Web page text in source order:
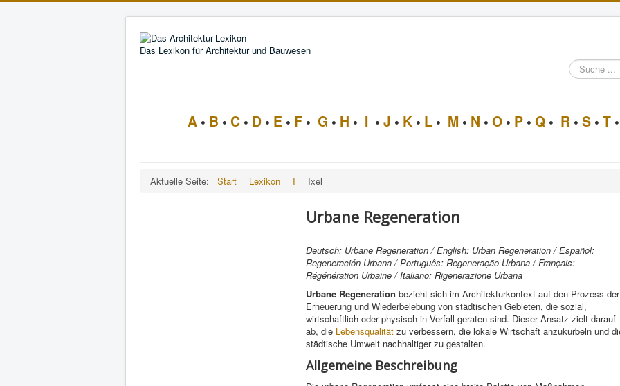
Das Lexikon für Architektur und Bauwesen
Suche
im
A • B • C • D • E • F • G • H • I • J • K • L • M • N • O • P • Q • R • S • T •
Aktuelle Seite: Start Lexikon I Ixel
Urbane Regeneration
Deutsch: Urbane Regeneration / English: Urban Regeneration / Español:
Regeneración Urbana / Português: Regeneração Urbana / Français:
Régénération Urbaine / Italiano: Rigenerazione Urbana
Urbane Regeneration bezieht sich im Architekturkontext auf den Prozess der
Erneuerung und Wiederbelebung von städtischen Gebieten, die sozial,
wirtschaftlich oder physisch in Verfall geraten sind. Dieser Ansatz zielt darauf
ab, die Lebensqualität zu verbessern, die lokale Wirtschaft anzukurbeln und
städtische Umwelt nachhaltiger zu gestalten.
Allgemeine Beschreibung